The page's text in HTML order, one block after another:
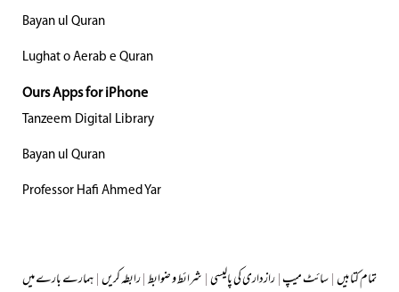
Bayan ul Quran
Lughat o Aerab e Quran
Ours Apps for iPhone
Tanzeem Digital Library
Bayan ul Quran
Professor Hafi Ahmed Yar
ہمارے بارے میں|رابطہ کریں|شرائط و ضوابط|رازداری کی پالیسی|سائٹ میپ|تمام کتابیں